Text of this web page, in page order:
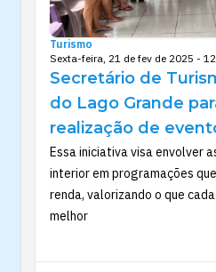
Turismo
Sexta-feira, 21 de fev de 2025 -
Secretário de
do Lago Grande
realização de
Essa iniciativa visa envolver
interior em programações
renda, valorizando o que
melhor